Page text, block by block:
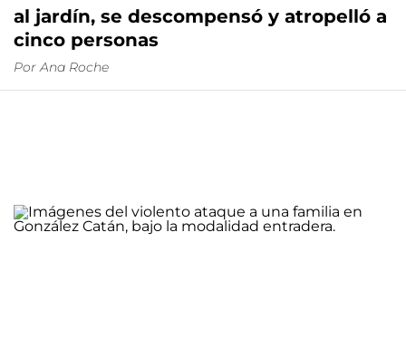
al jardín, se descompensó y atropelló a
cinco personas
Por Ana Roche